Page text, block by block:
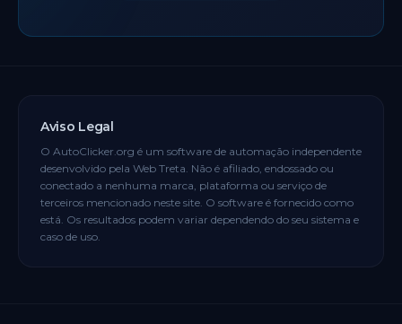
Aviso Legal
O AutoClicker.org é um software de automação independente
desenvolvido pela Web Treta. Não é afiliado, endossado ou
conectado a nenhuma marca, plataforma ou serviço de
terceiros mencionado neste site. O software é fornecido como
está. Os resultados podem variar dependendo do seu sistema e
caso de uso.